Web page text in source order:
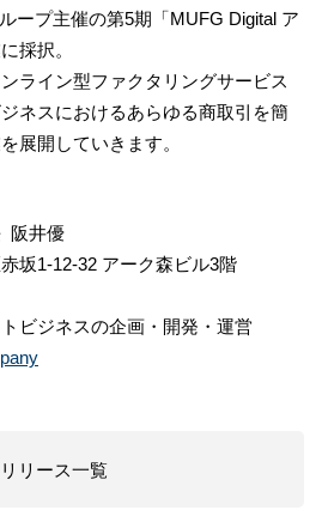
ープ主催の第5期「MUFG Digital ア
採択。
ライン型ファクタリングサービス
ネスにおけるあらゆる商取引を簡
展開していきます。
阪井優
坂1-12-32 アーク森ビル3階
ビジネスの企画・開発・運営
リース一覧